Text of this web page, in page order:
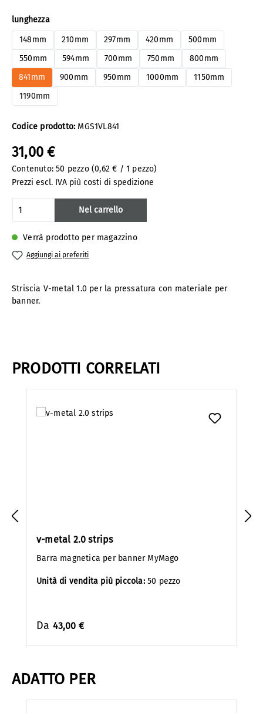
Codice prodotto: MGS1VL841
31,00 €
Contenuto:50 pezzo(0,62 € / 1 pezzo)
Prezzi escl. IVA più costi di spedizione
Verrà prodotto per magazzino
Seleziona
lunghezza
148mm
210mm 297mm 420mm
500mm
550mm
594mm 700mm 750mm
800mm
841mm
900mm 950mm 1000mm
1150mm
1190mm
Quantità del prodotto: inserisci la
Nel carrello
Aggiungi ai preferiti
Striscia V-metal 1.0 per la pressatura con materiale per
banner.
PRODOTTI CORRELATI
v-metal 2.0 strips
Barra magnetica per banner MyMago
Unità di vendita più piccola:50 pezzo
Da 43,00 €
ADATTO PER